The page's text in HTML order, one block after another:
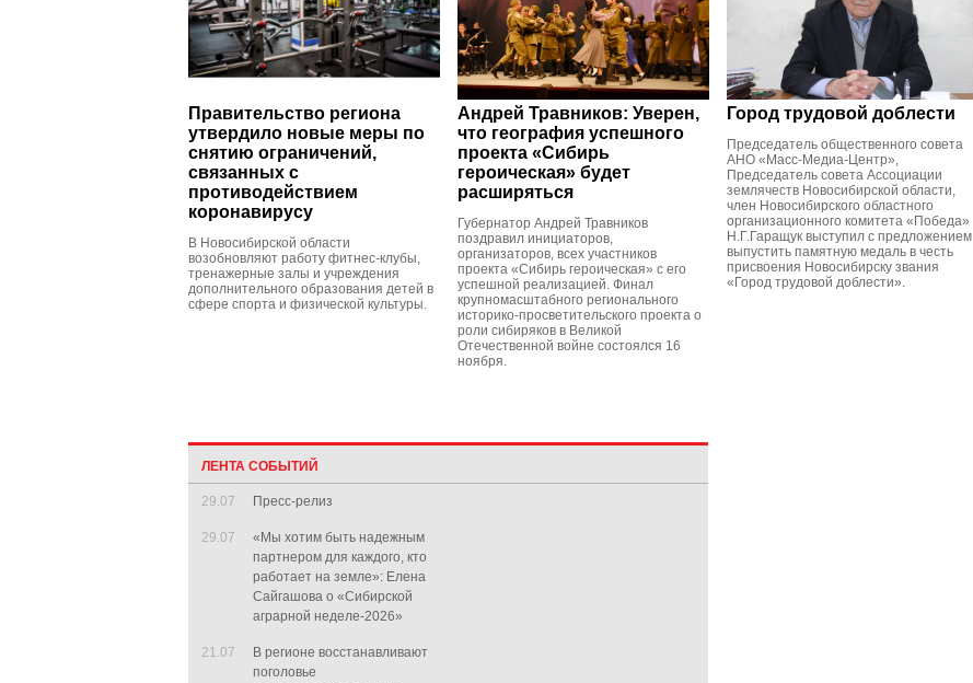
Правительство региона
утвердило новые меры по
снятию ограничений,
связанных с
противодействием
коронавирусу
В Новосибирской области
возобновляют работу фитнес-клубы,
тренажерные залы и учреждения
дополнительного образования детей в
сфере спорта и физической культуры.
Андрей Травников: Уверен,
что география успешного
проекта «Сибирь
героическая» будет
расширяться
Губернатор Андрей Травников
поздравил инициаторов,
организаторов, всех участников
проекта «Сибирь героическая» с его
успешной реализацией. Финал
крупномасштабного регионального
историко-просветительского проекта о
роли сибиряков в Великой
Отечественной войне состоялся 16
ноября.
Город трудовой доблести
Председатель общественного совета
АНО «Масс-Медиа-Центр»,
Председатель совета Ассоциации
землячеств Новосибирской области,
член Новосибирского областного
организационного комитета «Победа»
Н.Г.Гаращук выступил с предложением
выпустить памятную медаль в честь
присвоения Новосибирску звания
«Город трудовой доблести».
ЛЕНТА СОБЫТИЙ
29.07 Пресс-релиз
29.07
«Мы хотим быть надежным
партнером для каждого, кто
работает на земле»: Елена
Сайгашова о «Сибирской
аграрной неделе-2026»
21.07
В регионе восстанавливают
поголовье